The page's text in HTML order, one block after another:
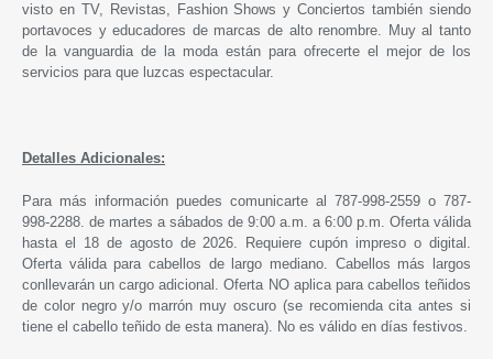
visto en TV, Revistas, Fashion Shows y Conciertos también siendo
portavoces y educadores de marcas de alto renombre. Muy al tanto
de la vanguardia de la moda están para ofrecerte el mejor de los
servicios para que luzcas espectacular.
Detalles Adicionales:
Para más información puedes comunicarte al 787-998-2559 o 787-
998-2288. de martes a sábados de 9:00 a.m. a 6:00 p.m. Oferta válida
hasta el 18 de agosto de 2026. Requiere cupón impreso o digital.
Oferta válida para cabellos de largo mediano. Cabellos más largos
conllevarán un cargo adicional. Oferta NO aplica para cabellos teñidos
de color negro y/o marrón muy oscuro (se recomienda cita antes si
tiene el cabello teñido de esta manera). No es válido en días festivos.